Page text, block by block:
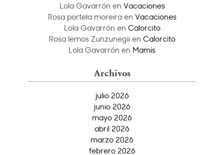
Lola Gavarrón en Vacaciones
Rosa portela moreiraen Vacaciones
Lola Gavarrón en Calorcito
Rosa lemos Zunzunegiien Calorcito
Lola Gavarrón en Mamis
Archivos
julio 2026
junio 2026
mayo 2026
abril 2026
marzo 2026
febrero 2026